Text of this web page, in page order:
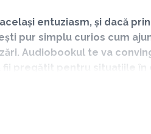
entuziasm, și dacă
pur simplu curios cum
Audiobookul te va
pregătit pentru situațiile în
(Secretele prezentării în opinia